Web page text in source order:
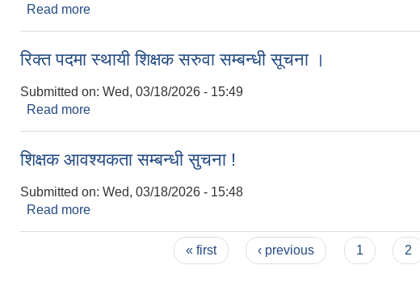
Read more
रिक्त पदमा स्थायी शिक्षक सरुवा सम्बन्धी सूचना ।
Submitted on: Wed, 03/18/2026 - 15:49
Read more
शिक्षक आवश्यकता सम्बन्धी सुचना !
Submitted on: Wed, 03/18/2026 - 15:48
Read more
« first ‹ previous 1 2